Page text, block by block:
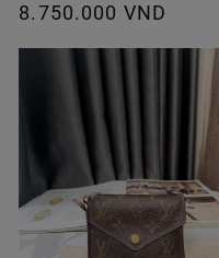
Giá
8.750.000 VND